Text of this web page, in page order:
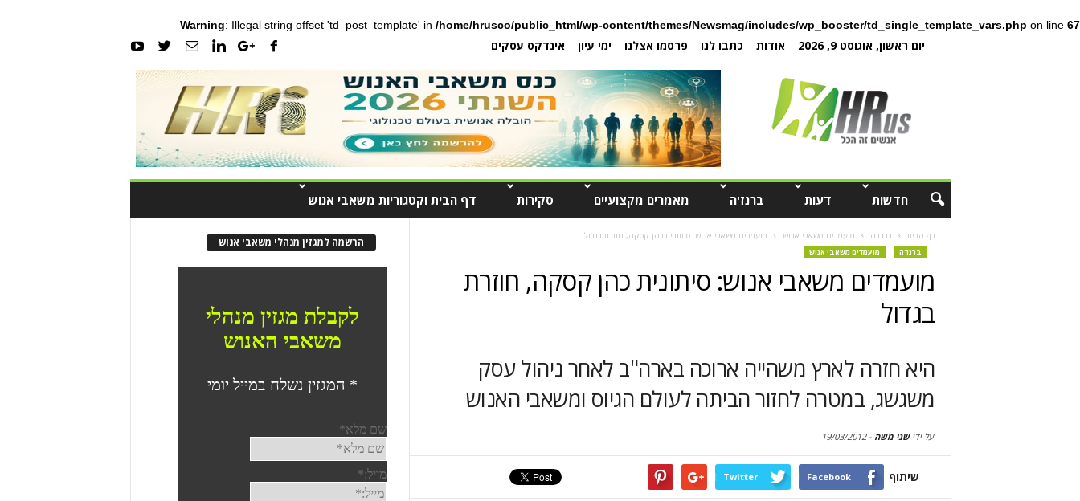
Warning: Illegal string offset 'td_post_template' in /home/hrusco/public_html/wp-content/themes/Newsmag/includes/wp_booster/td_single_template_vars.php on line 67
יום ראשון, אוגוסט 9, 2026 אודות כתבו לנו פרסמו אצלנו ימי עיון אינדקס עסקים
חדשות דעות ברנז'ה מאמרים מקצועיים סקירות דף הבית וקטגוריות משאבי אנוש
דף הבית ברנז'ה מועמדים משאבי אנוש מועמדים משאבי אנוש: סיתונית כהן קסקה, חוזרת בגדול
ברנז'ה מועמדים משאבי אנוש
מועמדים משאבי אנוש: סיתונית כהן קסקה, חוזרת
בגדול
היא חזרה לארץ משהייה ארוכה בארה"ב לאחר ניהול עסק
משגשג, במטרה לחזור הביתה לעולם הגיוס ומשאבי האנוש
על ידישני משה -
19/03/2012
שיתוף Facebook
Twitter
הרשמה למגזין מנהלי משאבי אנוש